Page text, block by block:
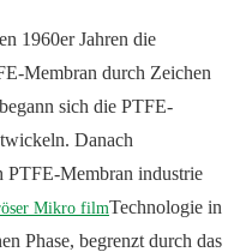
1960er Jahren die
Membran durch Zeichen
sich die PTFE-
Danach
PTFE-Membran industrie
Mikro filmTechnologie in
Phase, begrenzt durch das